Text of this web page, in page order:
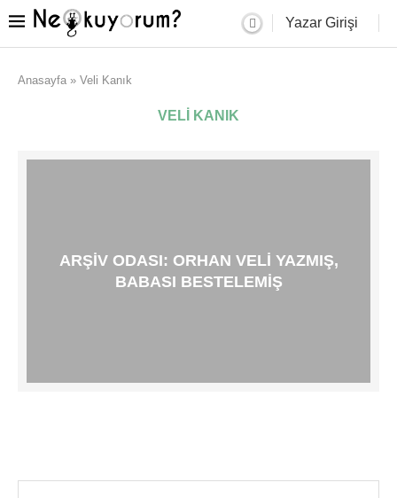
Yazar Girişi
Anasayfa » Veli Kanık
VELI KANIK
ARŞIV ODASI: ORHAN VELI YAZMIŞ,
BABASI BESTELEMIŞ